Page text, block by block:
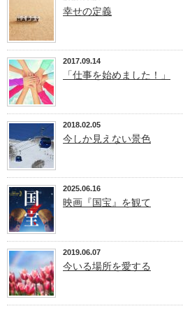
幸せの定義
2017.09.14
「仕事を始めました！」
2018.02.05
今しか見えない景色
2025.06.16
映画『国宝』を観て
2019.06.07
今いる場所を愛する